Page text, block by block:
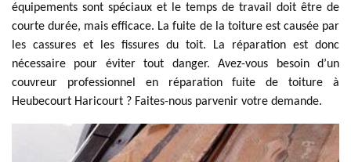
équipements sont spéciaux et le temps de travail doit être de
courte durée, mais efficace. La fuite de la toiture est causée par
les cassures et les fissures du toit. La réparation est donc
nécessaire pour éviter tout danger. Avez-vous besoin d’un
couvreur professionnel en réparation fuite de toiture à
Heubecourt Haricourt ? Faites-nous parvenir votre demande.